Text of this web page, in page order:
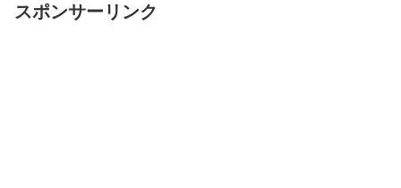
スポンサーリンク